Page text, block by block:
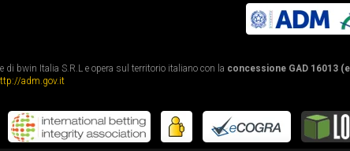
bwin Italia S.R.L e opera sul territorio italiano con la concessione GAD 16013
adm.gov.it